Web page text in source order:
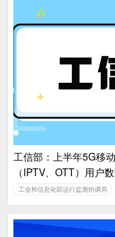
工信部：上半年5G移
（IPTV、OTT）用户
工业和信息化部运行监测协调局